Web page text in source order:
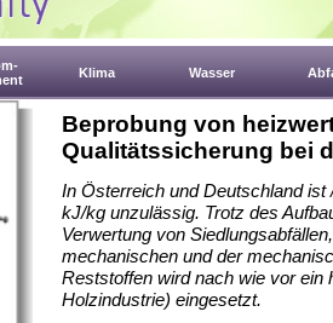
Klima Wasser
Beprobung von
Qualitätssicherung bei
In Österreich und Deutschland
kJ/kg unzulässig. Trotz des
Verwertung von
mechanischen und der
Reststoffen wird nach wie vor ein
Holzindustrie) eingesetzt.